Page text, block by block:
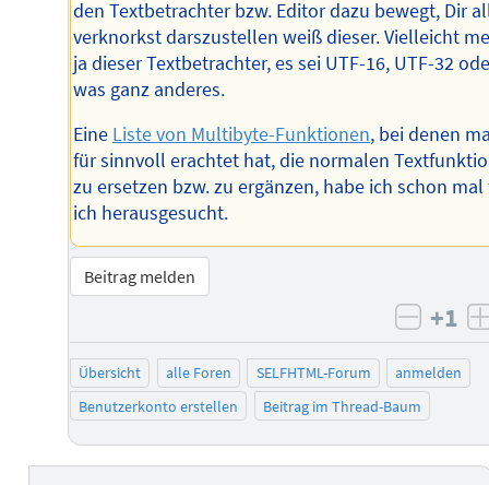
den Textbetrachter bzw. Editor dazu bewegt, Dir
verknorkst darszustellen weiß dieser. Vielleicht
ja dieser Textbetrachter, es sei UTF-16, UTF-32
was ganz anderes.
Eine Liste von Multibyte-Funktionen, bei denen
für sinnvoll erachtet hat, die normalen
zu ersetzen bzw. zu ergänzen, habe ich schon mal
ich herausgesucht.
Beitrag melden
+1
Übersicht alle Foren SELFHTML-Forum
anmelden
Benutzerkonto erstellen
Beitrag im Thread-Baum